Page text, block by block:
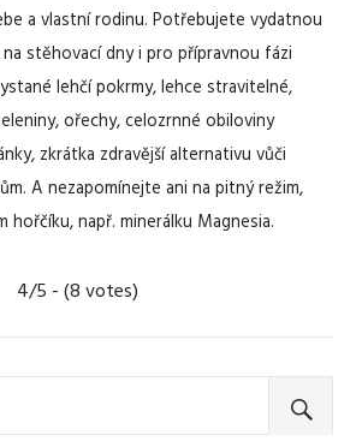
a vlastní rodinu. Potřebujete vydatnou
stěhovací dny i pro přípravnou fázi
lehčí pokrmy, lehce stravitelné,
ořechy, celozrnné obiloviny
zkrátka zdravější alternativu vůči
A nezapomínejte ani na pitný režim,
např. minerálku Magnesia.
4/5 - (8 votes)